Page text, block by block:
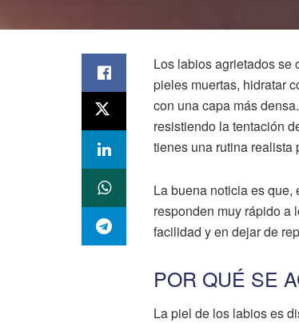
Los labios agrietados se
pieles muertas, hidratar
con una capa más
resistiendo la tentación
tienes una rutina realista
La buena noticia es
responden muy rápido a
facilidad y en dejar de
POR QUÉ SE
La piel de los labios es